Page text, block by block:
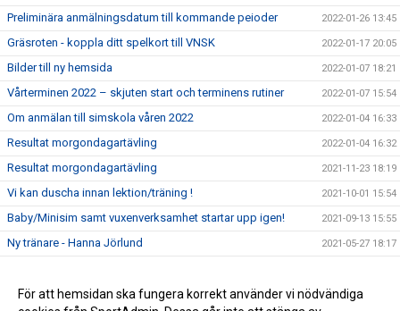
Preliminära anmälningsdatum till kommande peioder 2022-01-26 13:45
Gräsroten - koppla ditt spelkort till VNSK 2022-01-17 20:05
Bilder till ny hemsida 2022-01-07 18:21
Vårterminen 2022 – skjuten start och terminens rutiner 2022-01-07 15:54
Om anmälan till simskola våren 2022 2022-01-04 16:33
Resultat morgondagartävling 2022-01-04 16:32
Resultat morgondagartävling 2021-11-23 18:19
Vi kan duscha innan lektion/träning ! 2021-10-01 15:54
Baby/Minisim samt vuxenverksamhet startar upp igen! 2021-09-13 15:55
Ny tränare - Hanna Jörlund 2021-05-27 18:17
Verksamhetsberättelse för 2020 2021-03-23 18:11
För att hemsidan ska fungera korrekt använder vi nödvändiga